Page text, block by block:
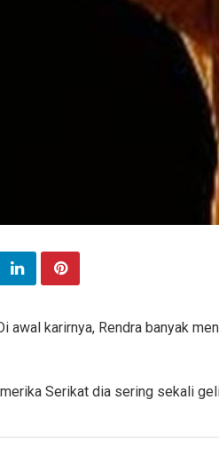
awal karirnya, Rendra banyak
Serikat dia sering sekali